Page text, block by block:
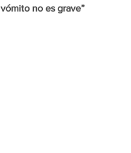
no es grave”